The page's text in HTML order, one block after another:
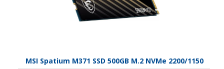
MSI Spatium M371 SSD 500GB M.2 NVMe 2200/1150